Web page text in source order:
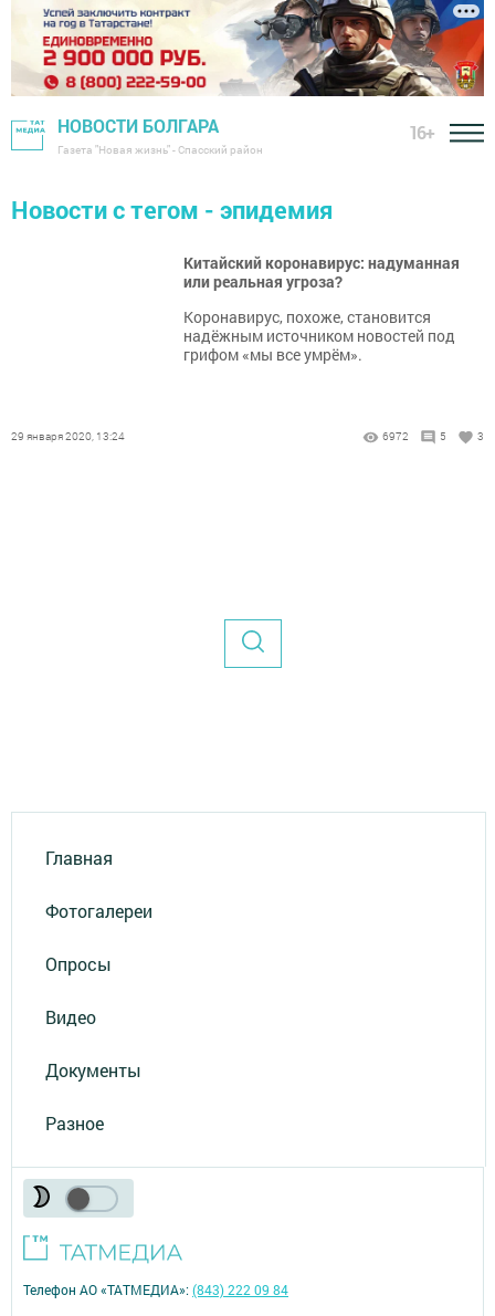
НОВОСТИ БОЛГАРА
Газета "Новая жизнь" - Спасский район
16+
Новости с тегом - эпидемия
Китайский коронавирус: надуманная
или реальная угроза?
Коронавирус, похоже, становится
надёжным источником новостей под
грифом «мы все умрём».
29 января 2020, 13:24 6972 5 3
Главная
Фотогалереи
Опросы
Видео
Документы
Разное
Телефон АО «ТАТМЕДИА»:(843) 222 09 84